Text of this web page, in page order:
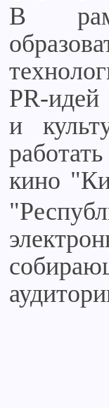
В
PR-
и
кино